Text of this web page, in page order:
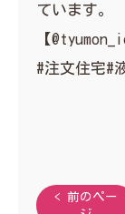
ています。
【
#注文住宅#
< 前のペー